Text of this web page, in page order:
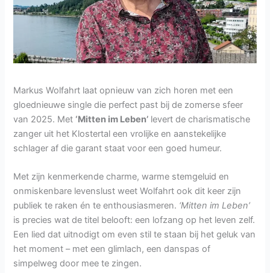
Markus Wolfahrt laat opnieuw van zich horen met een
gloednieuwe single die perfect past bij de zomerse sfeer
van 2025. Met ‘Mitten im Leben’ levert de charismatische
zanger uit het Klostertal een vrolijke en aanstekelijke
schlager af die garant staat voor een goed humeur.
Met zijn kenmerkende charme, warme stemgeluid en
onmiskenbare levenslust weet Wolfahrt ook dit keer zijn
publiek te raken én te enthousiasmeren. ‘Mitten im Leben’
is precies wat de titel belooft: een lofzang op het leven zelf.
Een lied dat uitnodigt om even stil te staan bij het geluk van
het moment – met een glimlach, een danspas of
simpelweg door mee te zingen.